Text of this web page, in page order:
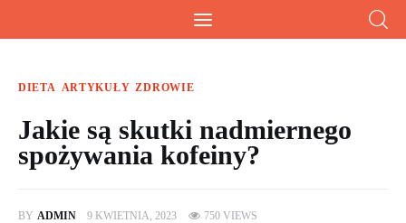
Home
DIETA ARTYKUŁY ZDROWIE
Jakie są skutki nadmiernego
spożywania kofeiny?
BY ADMIN 9 KWIETNIA, 2023 750 VIEWS